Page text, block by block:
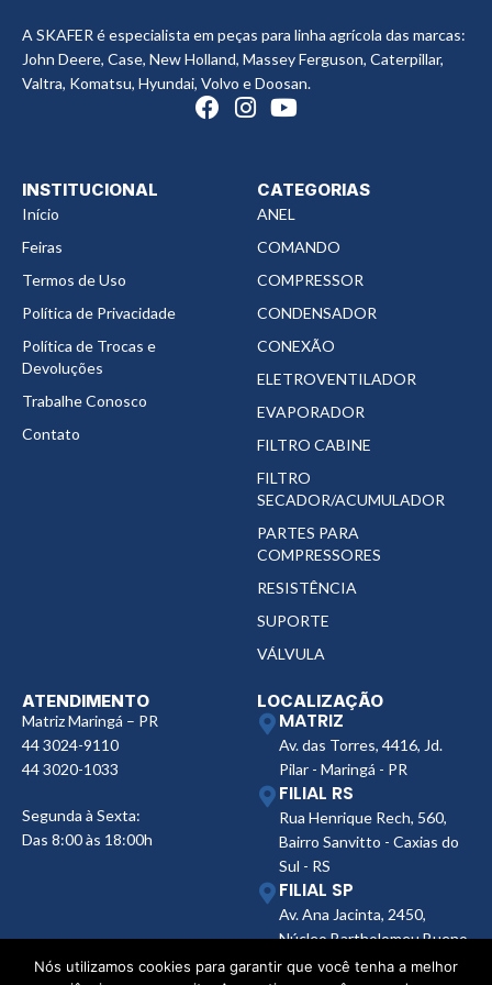
A SKAFER é especialista em peças para linha agrícola das marcas:
John Deere, Case, New Holland, Massey Ferguson, Caterpillar,
Valtra, Komatsu, Hyundai, Volvo e Doosan.
INSTITUCIONAL
Início
Feiras
Termos de Uso
Política de Privacidade
Política de Trocas e
Devoluções
Trabalhe Conosco
Contato
CATEGORIAS
ANEL
COMANDO
COMPRESSOR
CONDENSADOR
CONEXÃO
ELETROVENTILADOR
EVAPORADOR
FILTRO CABINE
FILTRO
SECADOR/ACUMULADOR
PARTES PARA
COMPRESSORES
RESISTÊNCIA
SUPORTE
VÁLVULA
ATENDIMENTO
Matriz Maringá – PR
44 3024-9110
44 3020-1033
Segunda à Sexta:
Das 8:00 às 18:00h
LOCALIZAÇÃO
MATRIZ
Av. das Torres, 4416, Jd.
Pilar - Maringá - PR
FILIAL RS
Rua Henrique Rech, 560,
Bairro Sanvitto - Caxias do
Sul - RS
FILIAL SP
Av. Ana Jacinta, 2450,
Núcleo Bartholomeu Bueno
de Miranda, Presidente
Nós utilizamos cookies para garantir que você tenha a melhor